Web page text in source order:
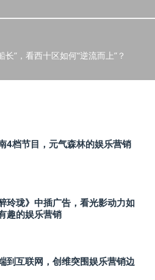
长”，看西十区如何“逆流而上”？
4档节目，元气森林的娱乐营销
玲珑》中插广告，看光影动力如
趣的娱乐营销
到互联网，创维突围娱乐营销边